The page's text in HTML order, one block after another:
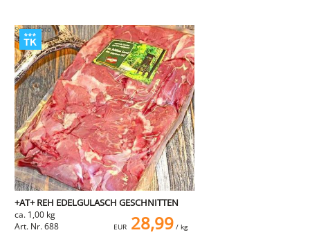
+AT+ REH EDELGULASCH GESCHNITTEN
ca. 1,00 kg
Art. Nr. 688
EUR 28,99/ kg